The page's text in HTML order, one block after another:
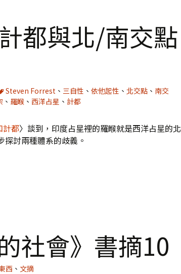
都與北/南交點
Steven Forrest 、 三自性 、 依他起性 、 北交點 、 南交
、 羅睺 、 西洋占星 、 計都
計都〉談到，印度占星裡的羅睺就是西洋占星的北
討兩種體系的歧義。
之歧義
社會》書摘10
西 、 文摘